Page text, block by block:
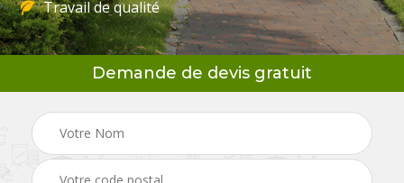
Travail de qualité
Demande de devis gratuit